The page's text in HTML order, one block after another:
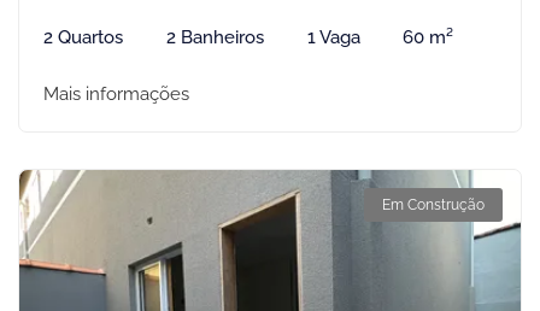
2 Quartos 2 Banheiros 1 Vaga 60 m²
Mais informações
Em Construção